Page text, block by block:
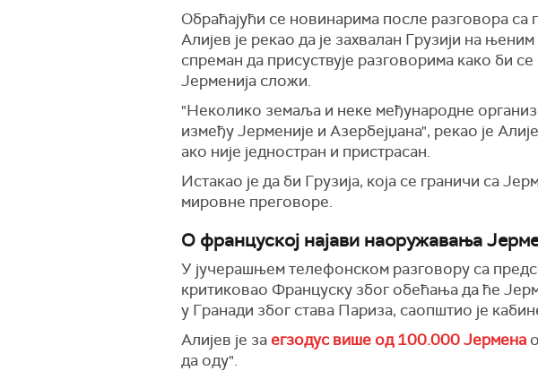
Обраћајући се новинарима после разговора са
Алијев је рекао да је захвалан Грузији на
спреман да присуствује разговорима како би
Јерменија сложи.
"Неколико земаља и неке међународне
између Јерменије и Азербејџана", рекао је
ако није једностран и пристрасан.
Истакао је да би Грузија, која се граничи са
мировне преговоре.
О француској најави наоружавања
У јучерашњем телефонском разговору са
критиковао Француску због обећања да ће
у Гранади због става Париза, саопштио је
Алијев је за егзодус више од 100.000 Јермена
да оду".